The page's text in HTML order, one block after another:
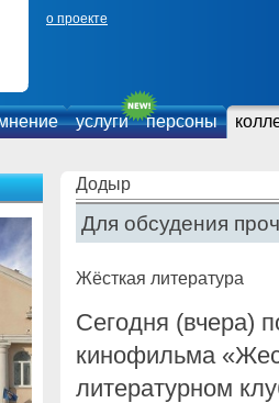
о проекте
услуги персоны
Додыр
Для обсудения
Жёсткая литература
Сегодня (вчера)
кинофильма
литературном